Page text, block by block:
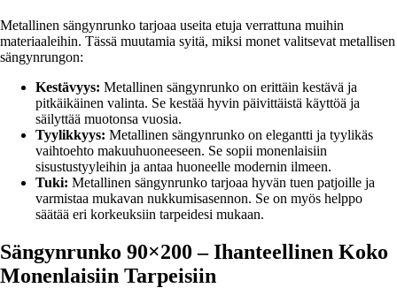
Metallinen sängynrunko tarjoaa useita etuja verrattuna muihin
materiaaleihin. Tässä muutamia syitä, miksi monet valitsevat metallisen
sängynrungon:
Kestävyys: Metallinen sängynrunko on erittäin kestävä ja
pitkäikäinen valinta. Se kestää hyvin päivittäistä käyttöä ja
säilyttää muotonsa vuosia.
Tyylikkyys: Metallinen sängynrunko on elegantti ja tyylikäs
vaihtoehto makuuhuoneeseen. Se sopii monenlaisiin
sisustustyyleihin ja antaa huoneelle modernin ilmeen.
Tuki: Metallinen sängynrunko tarjoaa hyvän tuen patjoille ja
varmistaa mukavan nukkumisasennon. Se on myös helppo
säätää eri korkeuksiin tarpeidesi mukaan.
Sängynrunko 90×200 – Ihanteellinen Koko
Monenlaisiin Tarpeisiin